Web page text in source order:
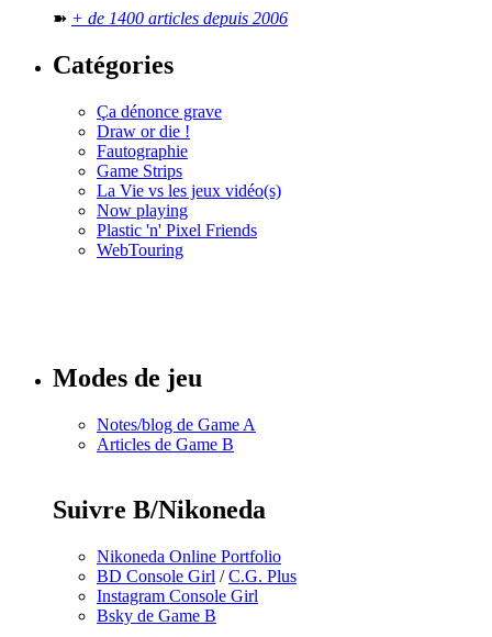
➽ + de 1400 articles depuis 2006
Catégories
Ça dénonce grave
Draw or die !
Fautographie
Game Strips
La Vie vs les jeux vidéo(s)
Now playing
Plastic 'n' Pixel Friends
WebTouring
Modes de jeu
Notes/blog de Game A
Articles de Game B
Suivre B/Nikoneda
Nikoneda Online Portfolio
BD Console Girl /C.G. Plus
Instagram Console Girl
Bsky de Game B